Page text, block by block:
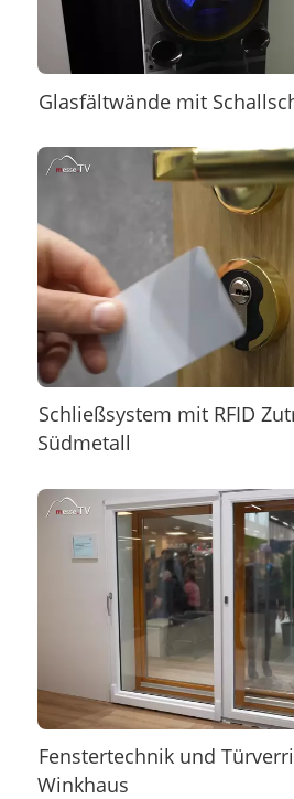
Glasfältwände mit
Schließsystem mit RFID
Südmetall
Fenstertechnik und
Winkhaus